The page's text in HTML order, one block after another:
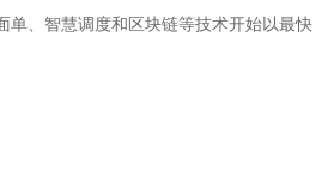
单、智慧调度和区块链等技术开始以最快